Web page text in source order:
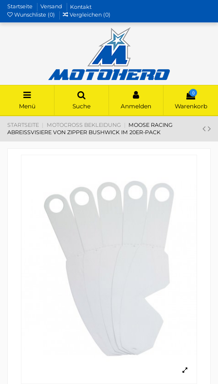
Startseite Versand
Kontakt
Wunschliste (0) Vergleichen (0)
Menü Suche Anmelden
0
Warenkorb
STARTSEITE MOTOCROSS BEKLEIDUNG
MOOSE RACING
ABREISSVISIERE VON ZIPPER BUSHWICK IM 20ER-PACK